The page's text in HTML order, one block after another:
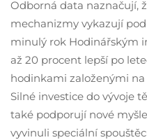
Odborná data naznačují,
mechanizmy vykazují
minulý rok Hodinářským
až 20 procent lepší po
hodinkami založenými
Silné investice do vývoje
také podporují nové
vyvinuli speciální